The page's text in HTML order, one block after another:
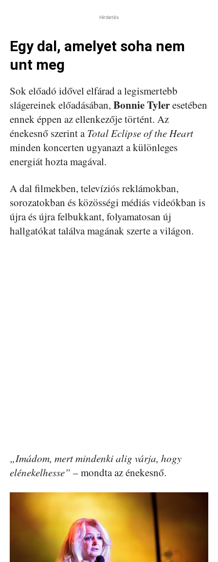
Hirdetés
Egy dal, amelyet soha nem
unt meg
Sok előadó idővel elfárad a legismertebb
slágereinek előadásában, Bonnie Tyleresetében
ennek éppen az ellenkezője történt. Az
énekesnő szerint aTotal Eclipse of the Heart
minden koncerten ugyanazt a különleges
energiát hozta magával.
A dal filmekben, televíziós reklámokban,
sorozatokban és közösségi médiás videókban is
újra és újra felbukkant, folyamatosan új
hallgatókat találva magának szerte a világon.
„Imádom, mert mindenki alig várja, hogy
elénekelhesse” – mondta az énekesnő.